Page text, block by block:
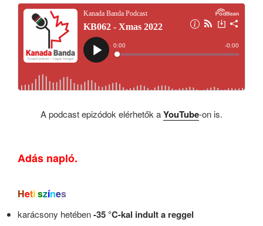
A podcast epizódok elérhetők aYouTube-on is.
Adás napló.
Hetiszínes
karácsony hetében-35 °C-kal indult a reggel